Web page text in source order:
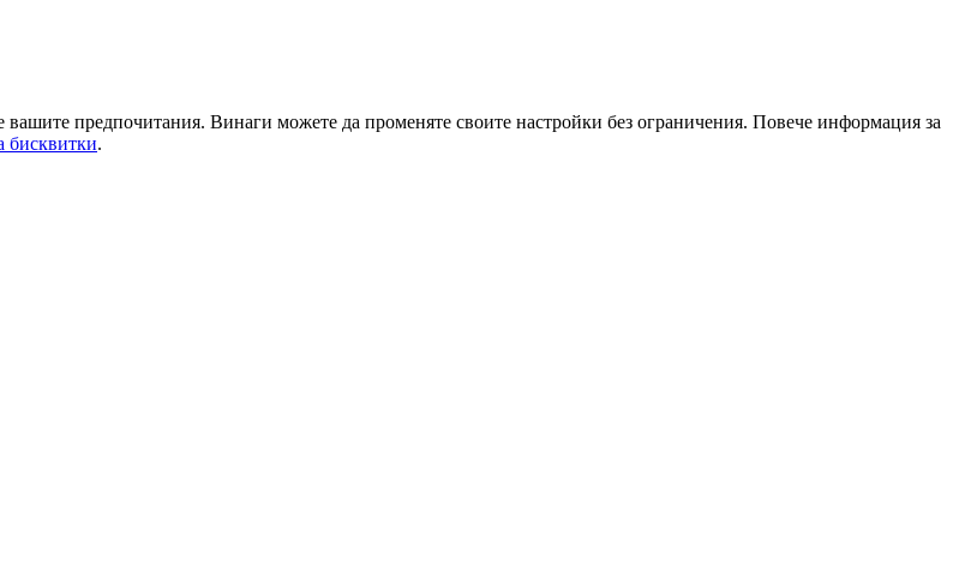
вашите предпочитания. Винаги можете да променяте своите настройки без ограничения. Повече информация за
бисквитки.